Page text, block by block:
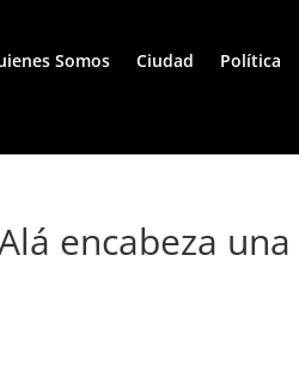
Somos Ciudad Política
encabeza